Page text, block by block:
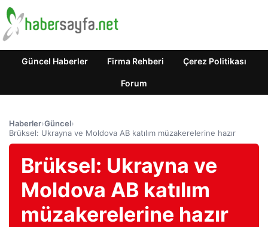
Güncel Haberler Firma Rehberi Çerez Politikası
Forum
Haberler›Güncel›
Brüksel: Ukrayna ve Moldova AB katılım müzakerelerine hazır
Brüksel: Ukrayna ve
Moldova AB katılım
müzakerelerine hazır